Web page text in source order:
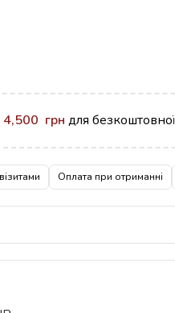
4,500 грн для
Оплата при отриманні